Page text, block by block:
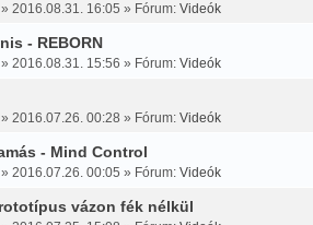
» 2016.08.31. 16:05 » Fórum: Videók
- REBORN
» 2016.08.31. 15:56 » Fórum: Videók
» 2016.07.26. 00:28 » Fórum: Videók
- Mind Control
» 2016.07.26. 00:05 » Fórum: Videók
vázon fék nélkül